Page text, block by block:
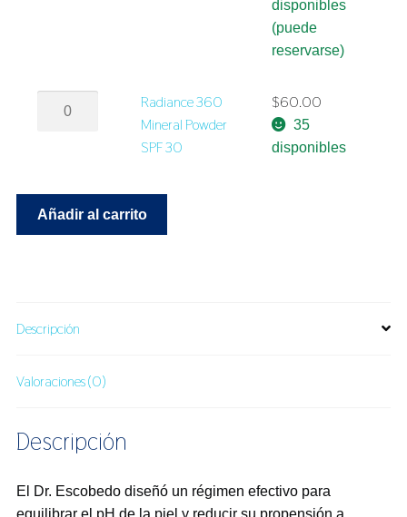
disponibles
(puede
reservarse)
Radiance
SPF
30
cantidad
Radiance 360
Mineral Powder
SPF 30
$60.00
35
disponibles
Añadir al carrito
Descripción
Valoraciones (0)
Descripción
El Dr. Escobedo diseñó un régimen efectivo para
equilibrar el pH de la piel y reducir su propensión a